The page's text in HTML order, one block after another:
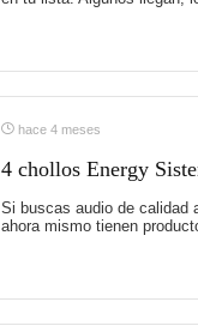
hace 4 meses
4 chollos Energy
Si buscas audio de calidad
ahora mismo tienen